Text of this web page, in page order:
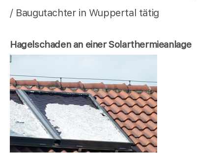
/ Baugutachter in Wuppertal tätig
Hagelschaden an einer Solarthermieanlage